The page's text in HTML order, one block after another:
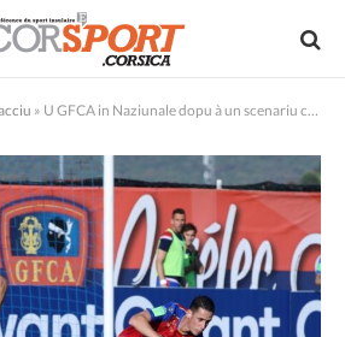
» U GFCA in Naziunale dopu à un scenariu calamitosu…